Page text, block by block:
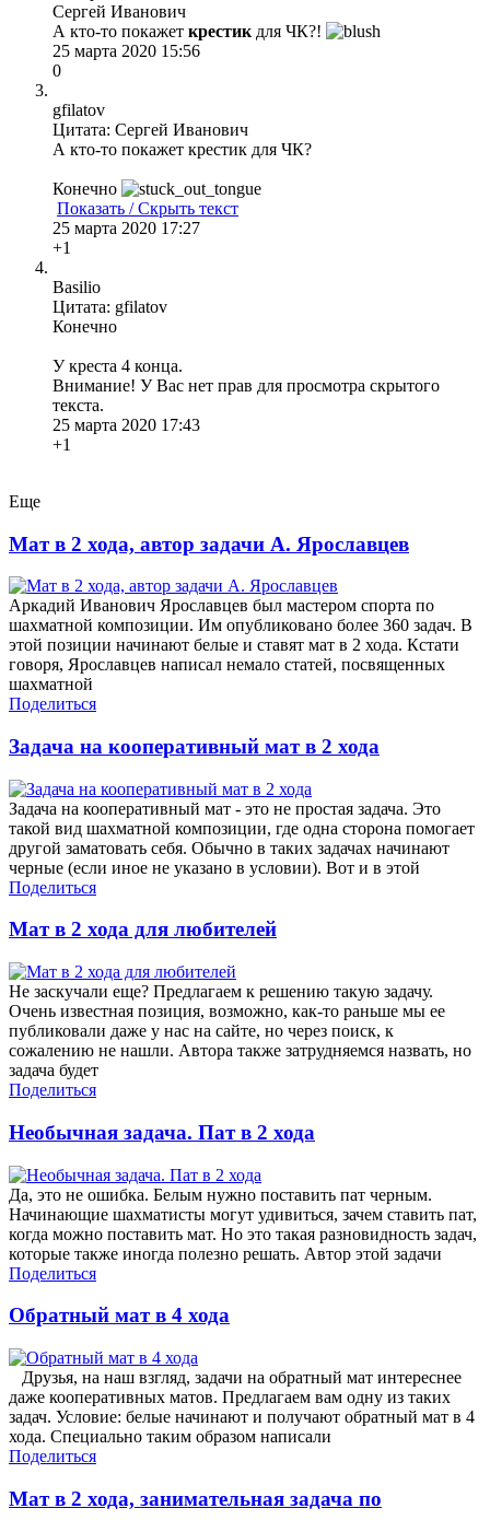
Сергей Иванович
А кто-то покажет крестик для ЧК?!
25 марта 2020 15:56
0
gfilatov
Цитата: Сергей Иванович
А кто-то покажет крестик для ЧК?
Конечно
Показать / Скрыть текст
25 марта 2020 17:27
+1
Basilio
Цитата: gfilatov
Конечно
У креста 4 конца.
Внимание! У Вас нет прав для просмотра скрытого
текста.
25 марта 2020 17:43
+1
Еще
Мат в 2 хода, автор задачи А. Ярославцев
Аркадий Иванович Ярославцев был мастером спорта по
шахматной композиции. Им опубликовано более 360 задач. В
этой позиции начинают белые и ставят мат в 2 хода. Кстати
говоря, Ярославцев написал немало статей, посвященных
шахматной
Поделиться
Задача на кооперативный мат в 2 хода
Задача на кооперативный мат - это не простая задача. Это
такой вид шахматной композиции, где одна сторона помогает
другой заматовать себя. Обычно в таких задачах начинают
черные (если иное не указано в условии). Вот и в этой
Поделиться
Мат в 2 хода для любителей
Не заскучали еще? Предлагаем к решению такую задачу.
Очень известная позиция, возможно, как-то раньше мы ее
публиковали даже у нас на сайте, но через поиск, к
сожалению не нашли. Автора также затрудняемся назвать, но
задача будет
Поделиться
Необычная задача. Пат в 2 хода
Да, это не ошибка. Белым нужно поставить пат черным.
Начинающие шахматисты могут удивиться, зачем ставить пат,
когда можно поставить мат. Но это такая разновидность задач,
которые также иногда полезно решать. Автор этой задачи
Поделиться
Обратный мат в 4 хода
Друзья, на наш взгляд, задачи на обратный мат интереснее
даже кооперативных матов. Предлагаем вам одну из таких
задач. Условие: белые начинают и получают обратный мат в 4
хода. Специально таким образом написали
Поделиться
Мат в 2 хода, занимательная задача по